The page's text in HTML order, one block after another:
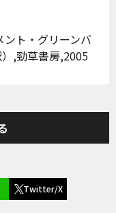
ント・グリーンバ
,勁草書房,2005
Twitter/X